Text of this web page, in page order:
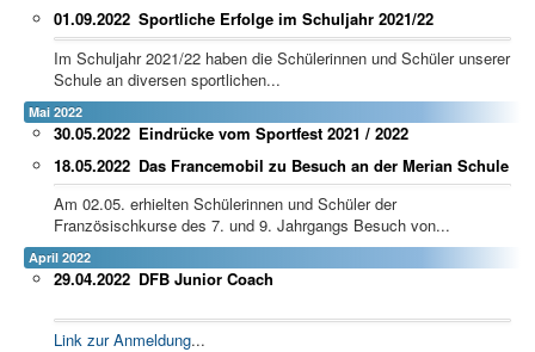
Sportliche Erfolge im Schuljahr 2021/22
01.09.2022
Im Schuljahr 2021/22 haben die Schülerinnen und Schüler unserer
Schule an diversen sportlichen...
Mai 2022
Eindrücke vom Sportfest 2021 / 2022
30.05.2022
Das Francemobil zu Besuch an der Merian Schule
18.05.2022
Am 02.05. erhielten Schülerinnen und Schüler der
Französischkurse des 7. und 9. Jahrgangs Besuch von...
April 2022
DFB Junior Coach
29.04.2022
Link zur Anmeldung...